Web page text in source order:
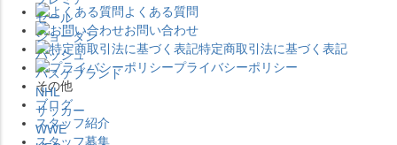
よくある質問
お問い合わせ
特定商取引法に基づく表記
プライバシーポリシー
その他
ブログ
スタッフ紹介
スタッフ募集
セール
ジョーダン
バッシュ
バスケブランド
NHL
サッカー
WWE